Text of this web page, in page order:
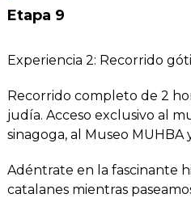
Etapa 9
Experiencia 2: Recorrido
Recorrido completo de 2
judía. Acceso exclusivo al
sinagoga, al Museo MUHBA
Adéntrate en la fascinante
catalanes mientras